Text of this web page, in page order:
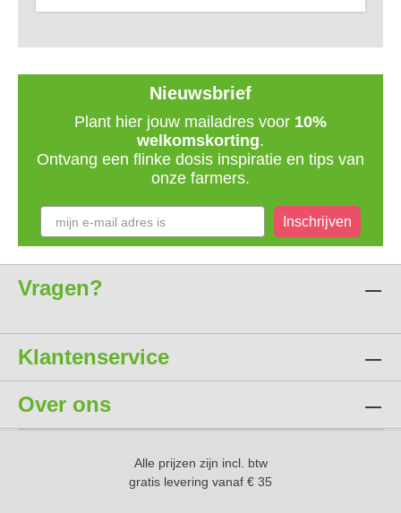
Nieuwsbrief
Plant hier jouw mailadres voor 10%
welkomskorting.
Ontvang een flinke dosis inspiratie en tips van
onze farmers.
Inschrijven
Vragen?
Klantenservice
Over ons
Alle prijzen zijn incl. btw
gratis levering vanaf € 35